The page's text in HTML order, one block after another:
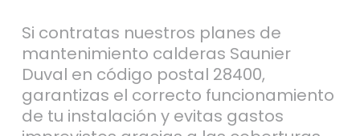
Si contratas nuestros planes de
mantenimiento calderas Saunier
Duval en código postal 28400,
garantizas el correcto funcionamiento
de tu instalación y evitas gastos